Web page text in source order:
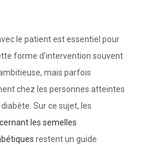
le patient est essentiel pour
forme d’intervention souvent
mais parfois
chez les personnes atteintes
Sur ce sujet, les
les semelles
restent un guide